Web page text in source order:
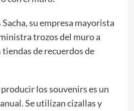
su empresa mayorista
trozos del muro a
tiendas de recuerdos de
los souvenirs es un
Se utilizan cizallas y